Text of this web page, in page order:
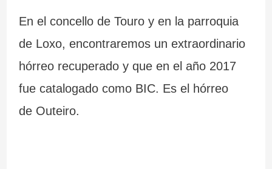
En el concello de Touro y en la parroquia
de Loxo, encontraremos un extraordinario
hórreo recuperado y que en el año 2017
fue catalogado como BIC. Es el hórreo
de Outeiro.